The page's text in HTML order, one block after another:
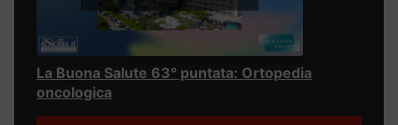
La Buona Salute 63° puntata: Ortopedia
oncologica